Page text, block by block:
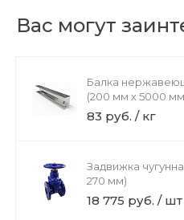
Вас могут
Балка
(200 мм х 5000
83 руб. / кг
Задвижка
270 мм)
18 775 руб. / шт